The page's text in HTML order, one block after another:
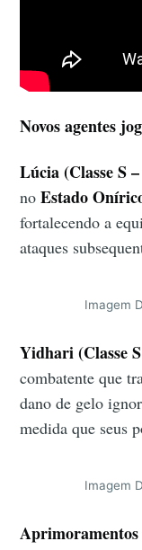
Novos agentes
Lúcia (Classe S
noEstado
fortalecendo a
ataques
Imagem
Yidhari (Classe
combatente que
dano de gelo
medida que seus
Imagem
Aprimoramentos